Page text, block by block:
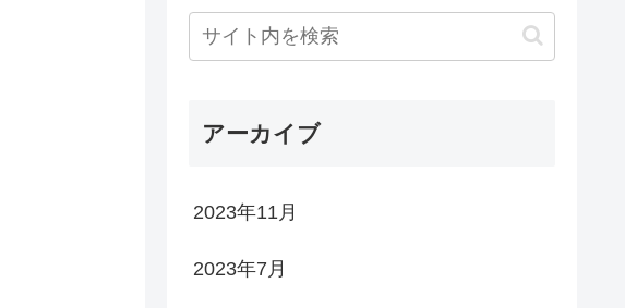
アーカイブ
2023年11月
2023年7月